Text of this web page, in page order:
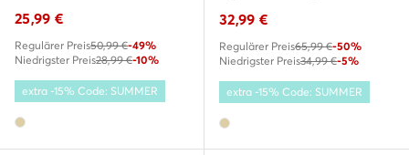
25,99 €
Regulärer Preis50,99 €-49%
Niedrigster Preis28,99 €-10%
extra -15% Code: SUMMER
32,99 €
Regulärer Preis65,99 €-50%
Niedrigster Preis34,99 €-5%
extra -15% Code: SUMMER